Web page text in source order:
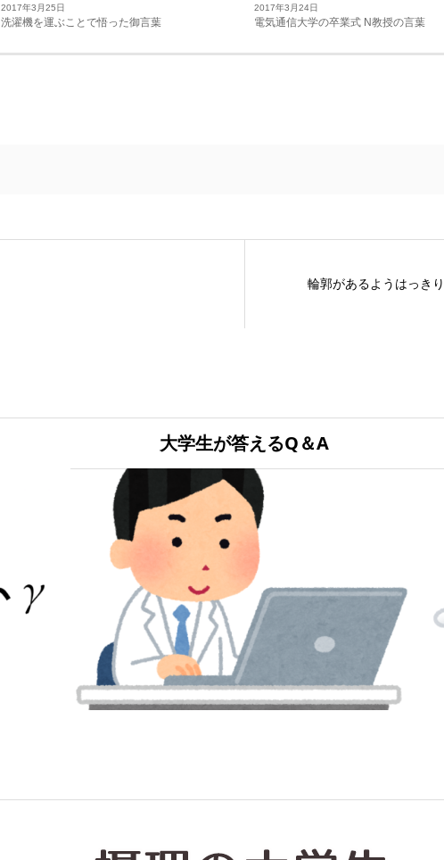
2017年3月25日
洗濯機を運ぶことで悟った御言葉
2017年3月24日
電気通信大学の卒業式 N教授の言葉
輪郭があるようはっき
大学生が答えるQ＆A